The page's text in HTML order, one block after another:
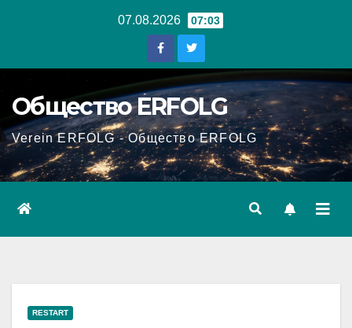
07.08.2026 07:03
Общество ERFOLG
Verein ERFOLG - Общество ERFOLG
RESTART